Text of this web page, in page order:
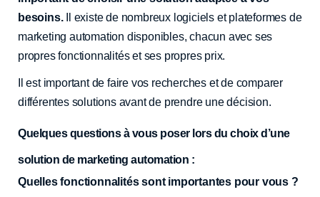
besoins.Il existe de nombreux logiciels et plateformes de
marketing automation disponibles, chacun avec ses
propres fonctionnalités et ses propres prix.
Il est important de faire vos recherches et de comparer
différentes solutions avant de prendre une décision.
Quelques questions à vous poser lors du choix d’une
solution de marketing automation :
Quelles fonctionnalités sont importantes pour vous ?